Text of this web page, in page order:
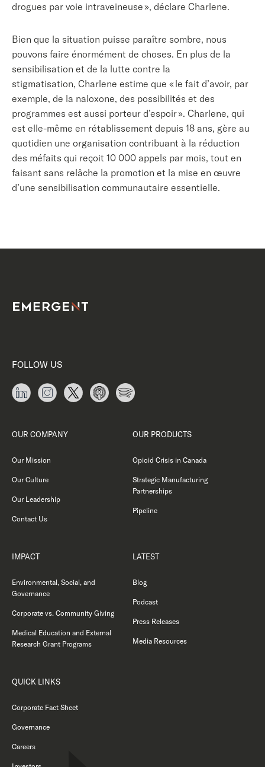
drogues par voie intraveineuse », déclare Charlene.
Bien que la situation puisse paraître sombre, nous
pouvons faire énormément de choses. En plus de la
sensibilisation et de la lutte contre la
stigmatisation, Charlene estime que « le fait d’avoir, par
exemple, de la naloxone, des possibilités et des
programmes est aussi porteur d’espoir ». Charlene, qui
est elle-même en rétablissement depuis 18 ans, gère au
quotidien une organisation contribuant à la réduction
des méfaits qui reçoit 10 000 appels par mois, tout en
faisant sans relâche la promotion et la mise en œuvre
d’une sensibilisation communautaire essentielle.
FOLLOW US
OUR COMPANY
Our Mission
Our Culture
Our Leadership
Contact Us
OUR PRODUCTS
Opioid Crisis in Canada
Strategic Manufacturing
Partnerships
Pipeline
IMPACT
Environmental, Social, and
Governance
Corporate vs. Community Giving
Medical Education and External
Research Grant Programs
LATEST
Blog
Podcast
Press Releases
Media Resources
QUICK LINKS
Corporate Fact Sheet
Governance
Careers